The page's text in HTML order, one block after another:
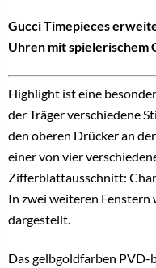
Gucci Timepieces
Uhren mit spielerischem
Highlight ist eine
der Träger verschiedene
den oberen Drücker an
einer von vier
Zifferblattausschnitt:
In zwei weiteren
dargestellt.
Das gelbgoldfarben